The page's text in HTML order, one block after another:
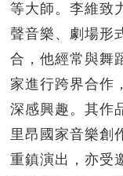
等大師。李維致
聲音樂、劇場形
合，他經常與舞
家進行跨界合作
深感興趣。其作
里昂國家音樂創
重鎮演出，亦受